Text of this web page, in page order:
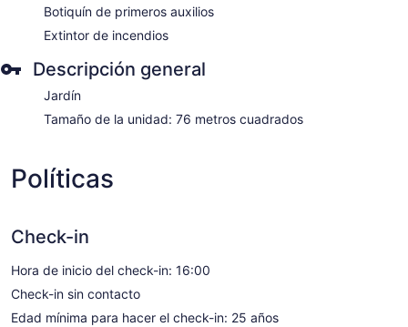
Botiquín de primeros auxilios
Extintor de incendios
Descripción general
Jardín
Tamaño de la unidad: 76 metros cuadrados
Políticas
Check-in
Hora de inicio del check-in: 16:00
Check-in sin contacto
Edad mínima para hacer el check-in: 25 años